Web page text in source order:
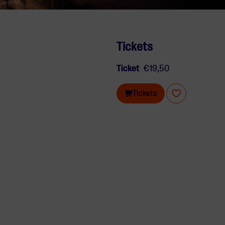
Tickets
Ticket €19,50
Tickets